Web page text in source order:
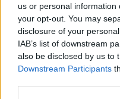
us or personal
your opt-out. You may
disclosure of your
IAB’s list of downstream
also be disclosed by us to
Downstream Participants
διακόπτουν μόνοι
αγωγή για να πάνε
που μπορούν να
έκθεσή τους στον
ώρες. Προτιμότερο